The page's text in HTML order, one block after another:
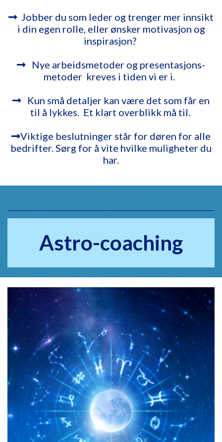
Jobber du som leder og trenger mer innsikt
i din egen rolle, eller ønsker motivasjon og
inspirasjon?
Nye arbeidsmetoder og presentasjons-
metoder kreves i tiden vi er i.
Kun små detaljer kan være det som får en
til å lykkes. Et klart overblikk må til.
Viktige beslutninger står for døren for alle
bedrifter. Sørg for å vite hvilke muligheter du
har.
Astro-coaching